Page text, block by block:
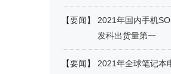
【要闻】
2021年国内手机
发科出货量第一
【要闻】
2021年全球笔记本